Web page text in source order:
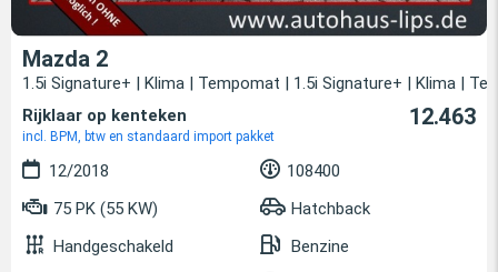
Mazda 2
1.5i Signature+ | Klima | Tempomat | 1.5i Signature+ | Klima |
Rijklaar op kenteken
incl. BPM, btw en standaard import pakket
12.463
12/2018
108400
75 PK (55 KW)
Hatchback
Handgeschakeld
Benzine